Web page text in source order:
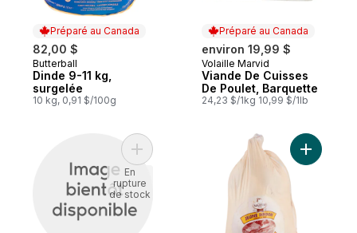
Préparé au Canada
82,00 $
Préparé au Canada
Butterball
Dinde 9-11 kg,
surgelée
10 kg, 0,91 $/100g
Préparé au Canada
environ 19,99 $
Préparé au Canada
Volaille Marvid
Viande De Cuisses
De Poulet, Barquette
24,23 $/1kg 10,99 $/1lb
Ajouter Ailes de poulet, Herbes au panier
En
rupture
de stock
Ajouter